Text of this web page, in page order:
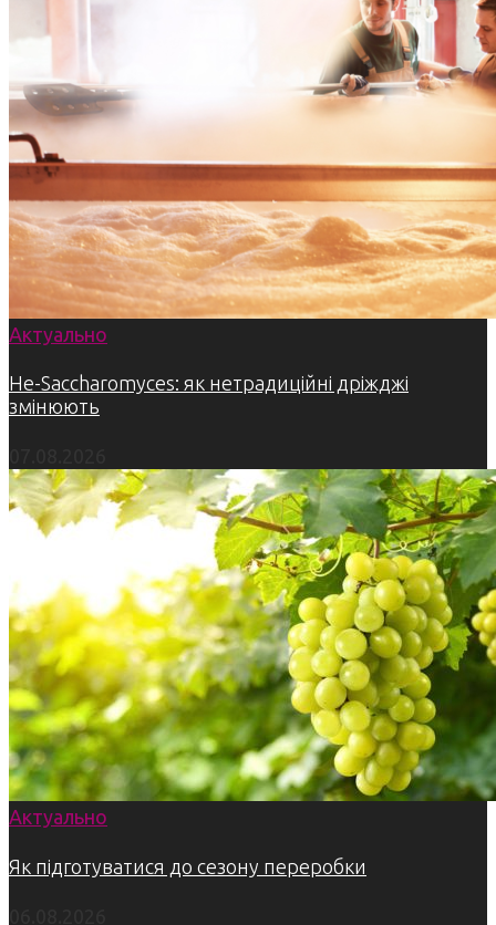
Актуально
Не-Saccharomyces: як нетрадиційні дріжджі
змінюють
Актуально
Як підготуватися до сезону переробки